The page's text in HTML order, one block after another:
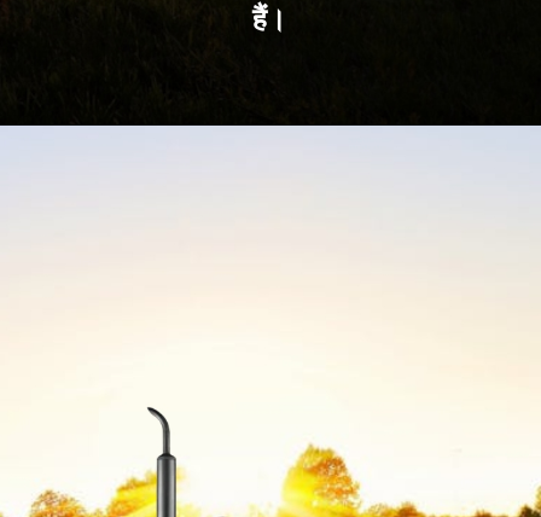
हैं।